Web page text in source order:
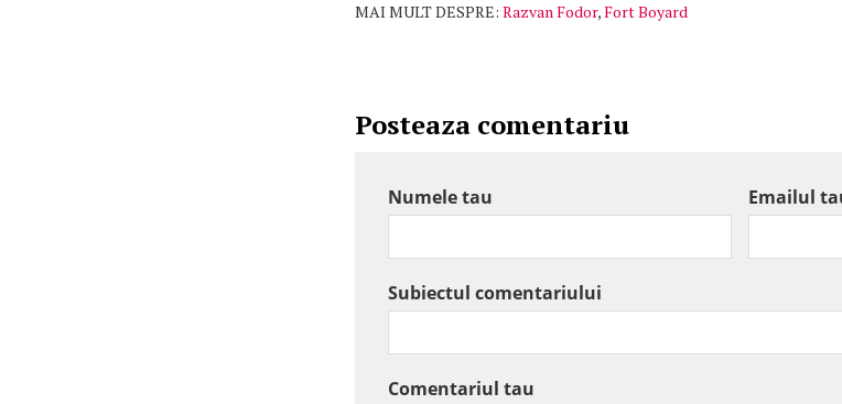
MAI MULT DESPRE: Razvan Fodor,Fort Boyard
Posteaza comentariu
Numele tau Emailul
Subiectul comentariului
Comentariul tau